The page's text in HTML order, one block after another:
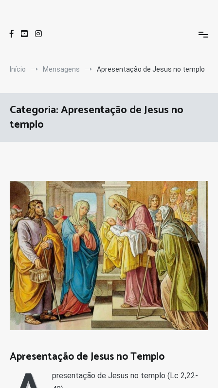
conteúdo
Início Mensagens Apresentação de Jesus no templo
Categoria:Apresentação de Jesus no
templo
Apresentação de Jesus no Templo
presentação de Jesus no templo (Lc 2,22-